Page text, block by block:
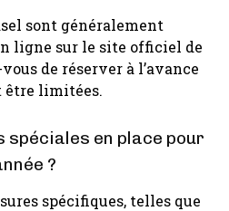
sont généralement
ligne sur le site officiel de
de réserver à l’avance
être limitées.
spéciales en place pour
?
spécifiques, telles que